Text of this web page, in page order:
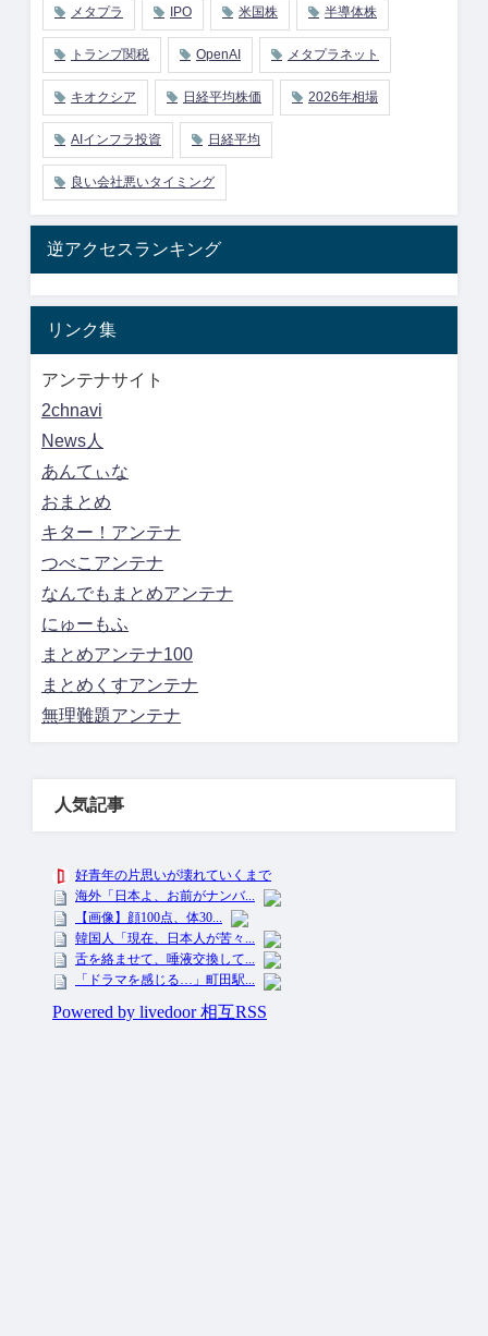
メタプラ IPO 米国株 半導体株
トランプ関税 OpenAI メタプラネット
キオクシア 日経平均株価 2026年相場
AIインフラ投資 日経平均
良い会社悪いタイミング
逆アクセスランキング
リンク集
アンテナサイト
2chnavi
News人
あんてぃな
おまとめ
キター！アンテナ
つべこアンテナ
なんでもまとめアンテナ
にゅーもふ
まとめアンテナ100
まとめくすアンテナ
無理難題アンテナ
人気記事